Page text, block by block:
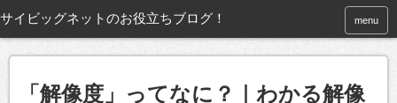
menu
「解像度」ってなに？｜わかる解像